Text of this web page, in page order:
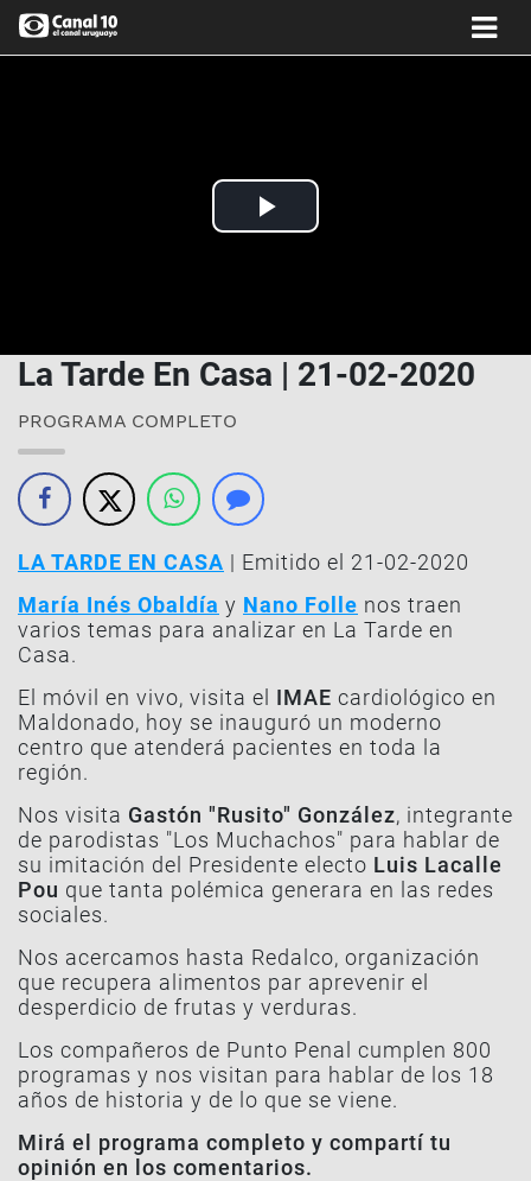
Play
La Tarde En Casa | 21-02-2020
PROGRAMA COMPLETO
LA TARDE EN CASA | Emitido el 21-02-2020
María Inés Obaldía y Nano Folle nos traen
varios temas para analizar en La Tarde en
Casa.
El móvil en vivo, visita el IMAE cardiológico en
Maldonado, hoy se inauguró un moderno
centro que atenderá pacientes en toda la
región.
Nos visita Gastón "Rusito" González, integrante
de parodistas "Los Muchachos" para hablar de
su imitación del Presidente electo Luis Lacalle
Pou que tanta polémica generara en las redes
sociales.
Nos acercamos hasta Redalco, organización
que recupera alimentos par aprevenir el
desperdicio de frutas y verduras.
Los compañeros de Punto Penal cumplen 800
programas y nos visitan para hablar de los 18
años de historia y de lo que se viene.
Mirá el programa completo y compartí tu
opinión en los comentarios.